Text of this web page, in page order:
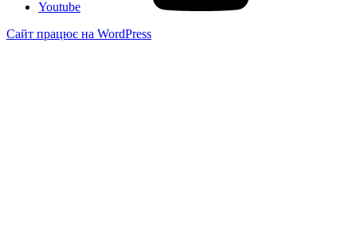
Youtube
Сайт працює на WordPress